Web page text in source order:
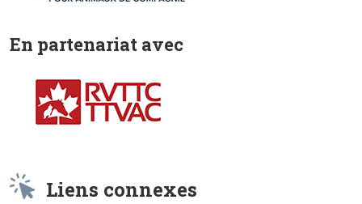
En partenariat avec
Liens connexes